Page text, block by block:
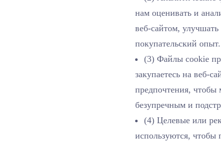
нам оценивать и
веб-сайтом,
покупательский опыт.
(3) Файлы cookie
закупаетесь на веб-
предпочтения, чтобы
безупречным и
(4) Целевые или
используются, чтобы